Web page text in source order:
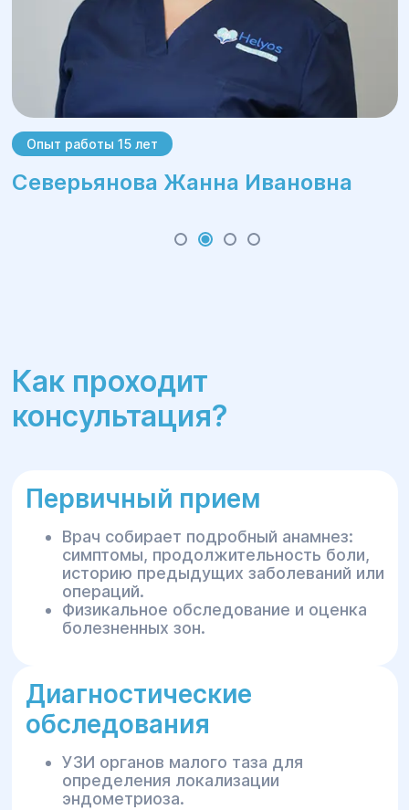
Опыт работы 15 лет
Северьянова Жанна Ивановна
Как проходит
консультация?
Первичный прием
Врач собирает подробный анамнез:
симптомы, продолжительность боли,
историю предыдущих заболеваний или
операций.
Физикальное обследование и оценка
болезненных зон.
Диагностические
обследования
УЗИ органов малого таза для
определения локализации
эндометриоза.